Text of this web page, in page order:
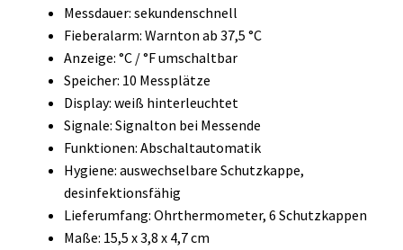
Messdauer: sekundenschnell
Fieberalarm: Warnton ab 37,5 °C
Anzeige: °C / °F umschaltbar
Speicher: 10 Messplätze
Display: weiß hinterleuchtet
Signale: Signalton bei Messende
Funktionen: Abschaltautomatik
Hygiene: auswechselbare Schutzkappe,
desinfektionsfähig
Lieferumfang: Ohrthermometer, 6 Schutzkappen
Maße: 15,5 x 3,8 x 4,7 cm